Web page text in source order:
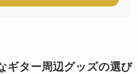
ギター周辺グッズの選び